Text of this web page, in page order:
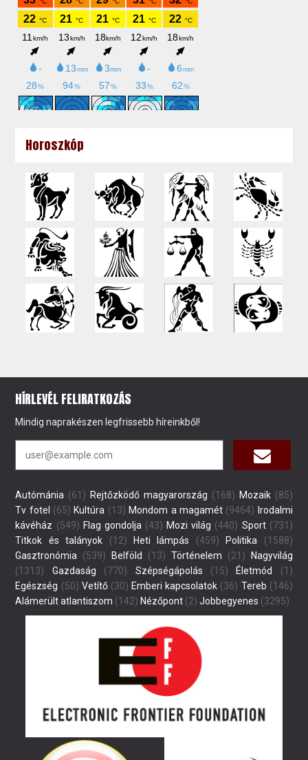
Horoszkóp
HÍRLEVÉL FELIRATKOZÁS
Mindig naprakészen legfrissebb híreinkből!
Autómánia (61) Rejtőzködő magyarország (168) Mozaik(85)
Tv fotel (65) Kultúra (13) Mondom a magamét(9464) Irodalmi
kávéház (549) Flag gondolja (43) Mozi világ (440) Sport(731)
Titkok és talányok (12) Heti lámpás (459) Politika (1588)
Gasztronómia (539) Belföld (13) Történelem (21)
Nagyvilág
(1313)
Gazdaság (770) Szépségápolás (15) Életmód
(1)
Egészség (50) Vetítő(30) Emberi kapcsolatok (36) Tereb (146)
Alámerült atlantiszom (142) Nézőpont (2) Jobbegyenes (3295)